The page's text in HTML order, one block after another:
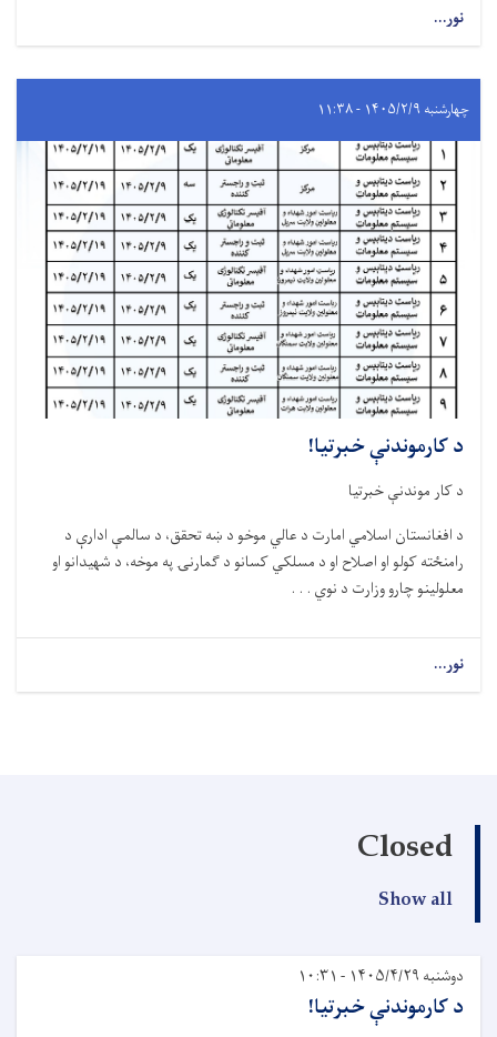
نور...
چهارشنبه ۱۴۰۵/۲/۹ - ۱۱:۳۸
د کارموندنې خبرتیا!
د کار موندنې خبرتیا
د افغانستان اسلامي امارت د عالي موخو د ښه تحقق، د سالمې ادارې د
رامنځته کولو او اصلاح او د مسلکي کسانو د ګمارنۍ په موخه، د شهیدانو او
معلولینو چارو وزارت د نوي . . .
نور...
Closed
Show all
دوشنبه ۱۴۰۵/۴/۲۹ - ۱۰:۳۱
د کارموندنې خبرتیا!